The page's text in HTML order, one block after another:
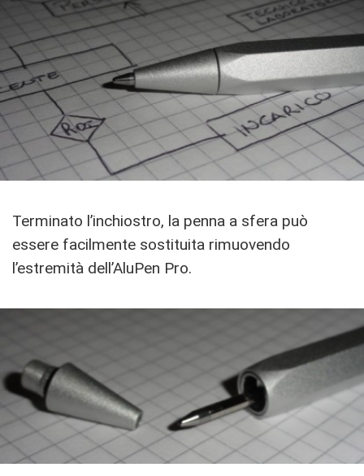
Terminato l’inchiostro, la penna a sfera può
essere facilmente sostituita rimuovendo
l’estremità dell’AluPen Pro.